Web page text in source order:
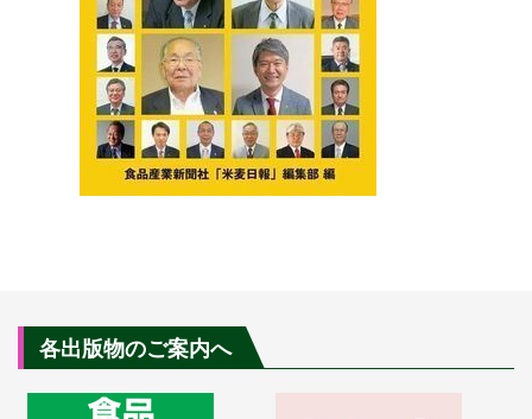
各出版物のご案内へ